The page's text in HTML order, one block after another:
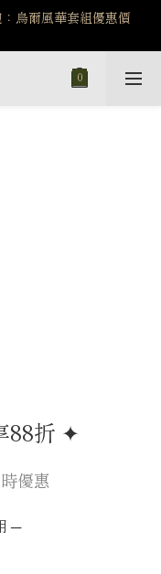
烏爾風華套組優惠價
烏爾風華套組優惠價
鍊 X 戒指 X 手鍊 享福
上飾品的奇幻之旅
88折 ✦
優惠
─